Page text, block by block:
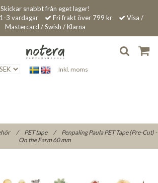
Skickar snabbt från eget lager!
3 vardagar
Fri frakt över 799 kr
Visa /
Mastercard / Swish / Klarna
Inkl. moms
/ PET tape /
Penpaling Paula PET Tape (Pre-Cut) -
On the Farm 60 mm